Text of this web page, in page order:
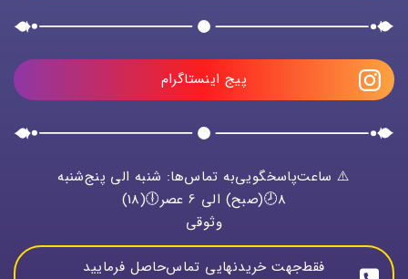
پیج اینستاگرام
⚠️ ساعت‌پاسخگویی‌به تماس‌ها: شنبه الی پنج‌شنبه
8🕗(صبح) الی 6 عصر🕕(18)
وثوقی
فقط‌جهت خریدنهایی تماس‌حاصل فرمایید